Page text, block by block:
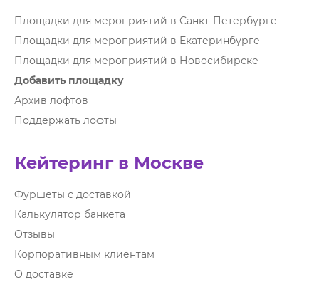
Площадки для мероприятий в Санкт-Петербурге
Площадки для мероприятий в Екатеринбурге
Площадки для мероприятий в Новосибирске
Добавить площадку
Архив лофтов
Поддержать лофты
Кейтеринг в Москве
Фуршеты с доставкой
Калькулятор банкета
Отзывы
Корпоративным клиентам
О доставке